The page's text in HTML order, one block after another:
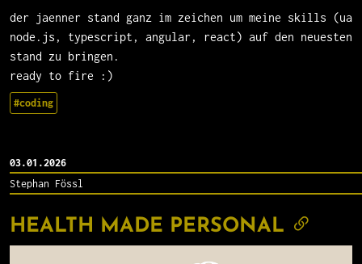
der jaenner stand ganz im zeichen um meine skills (ua
node.js, typescript, angular, react) auf den neuesten
stand zu bringen.
ready to fire :)
#coding
03.01.2026
Stephan Fössl
HEALTH MADE PERSONAL